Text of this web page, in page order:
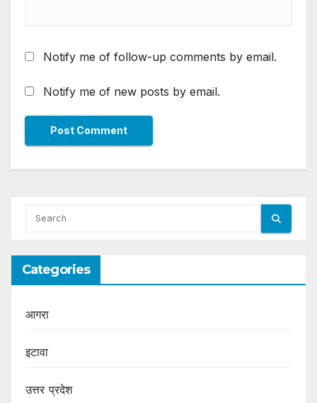
Notify me of follow-up comments by email.
Notify me of new posts by email.
Categories
आगरा
इटावा
उत्तर प्रदेश